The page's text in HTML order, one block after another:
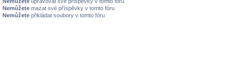
Nemůžete mazat své příspěvky v tomto fóru
Nemůžete přikládat soubory v tomto fóru